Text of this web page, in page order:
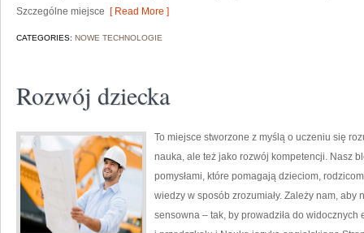
Szczególne miejsce [ Read More ]
CATEGORIES: NOWE TECHNOLOGIE
Rozwój dziecka
To miejsce stworzone z myślą o uczeniu się
nauka, ale też jako rozwój kompetencji. Nasz
pomysłami, które pomagają dzieciom,
wiedzy w sposób zrozumiały. Zależy nam,
sensowna – tak, by prowadziła do widocznych